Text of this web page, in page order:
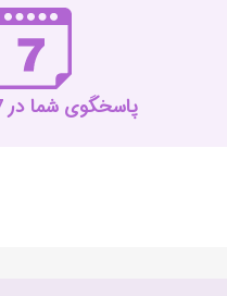
پاسخگوی شما در 7 روز هفته